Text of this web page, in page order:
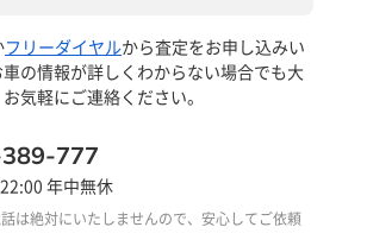
フリーダイヤルから査定をお申し込みい
の情報が詳しくわからない場合でも大
気軽にご連絡ください。
777
年中無休
は絶対にいたしませんので、安心してご依頼